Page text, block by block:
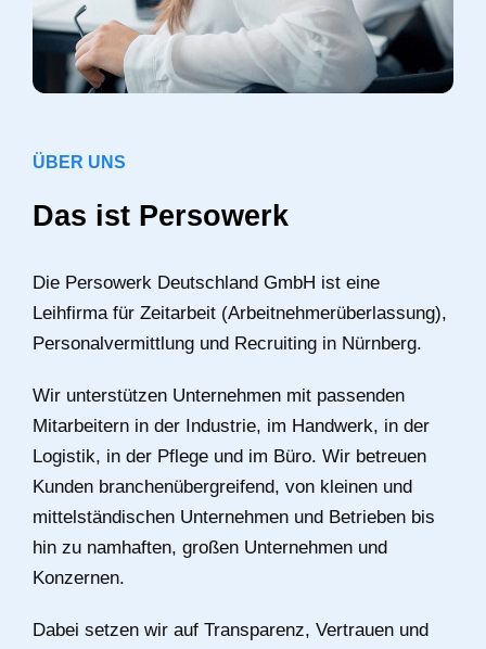
ÜBER UNS
Das ist Persowerk
Die Persowerk Deutschland GmbH ist eine
Leihfirma für Zeitarbeit (Arbeitnehmerüberlassung),
Personalvermittlung und Recruiting in Nürnberg.
Wir unterstützen Unternehmen mit passenden
Mitarbeitern in der Industrie, im Handwerk, in der
Logistik, in der Pflege und im Büro. Wir betreuen
Kunden branchenübergreifend, von kleinen und
mittelständischen Unternehmen und Betrieben bis
hin zu namhaften, großen Unternehmen und
Konzernen.
Dabei setzen wir auf Transparenz, Vertrauen und